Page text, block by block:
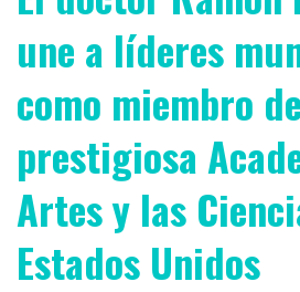
une a líderes
como miembro
prestigiosa
Artes y las
Estados Unidos